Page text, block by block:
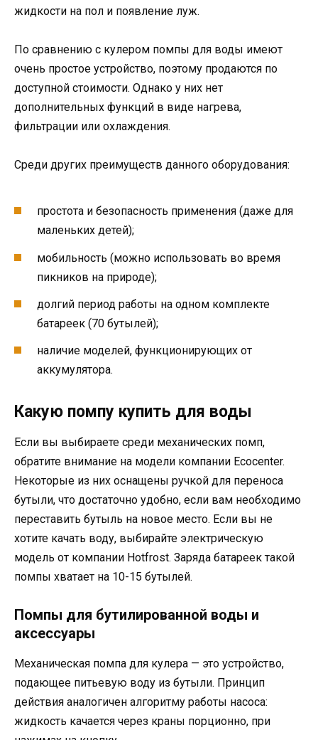
жидкости на пол и появление луж.
По сравнению с кулером помпы для воды имеют
очень простое устройство, поэтому продаются по
доступной стоимости. Однако у них нет
дополнительных функций в виде нагрева,
фильтрации или охлаждения.
Среди других преимуществ данного оборудования:
простота и безопасность применения (даже для
маленьких детей);
мобильность (можно использовать во время
пикников на природе);
долгий период работы на одном комплекте
батареек (70 бутылей);
наличие моделей, функционирующих от
аккумулятора.
Какую помпу купить для воды
Если вы выбираете среди механических помп,
обратите внимание на модели компании Ecocenter.
Некоторые из них оснащены ручкой для переноса
бутыли, что достаточно удобно, если вам необходимо
переставить бутыль на новое место. Если вы не
хотите качать воду, выбирайте электрическую
модель от компании Hotfrost. Заряда батареек такой
помпы хватает на 10-15 бутылей.
Помпы для бутилированной воды и
аксессуары
Механическая помпа для кулера — это устройство,
подающее питьевую воду из бутыли. Принцип
действия аналогичен алгоритму работы насоса:
жидкость качается через краны порционно, при